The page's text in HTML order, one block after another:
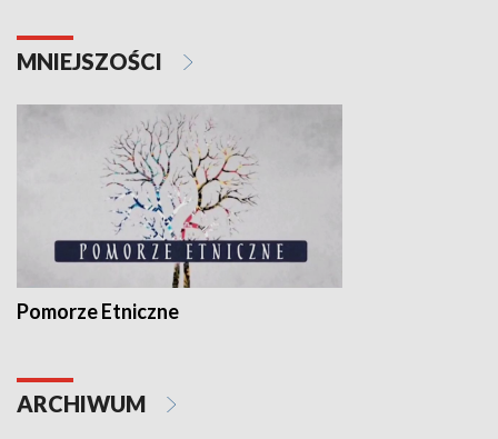
MNIEJSZOŚCI
Pomorze Etniczne
ARCHIWUM